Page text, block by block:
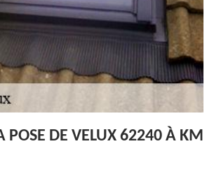
POSE DE VELUX 62240 À KM